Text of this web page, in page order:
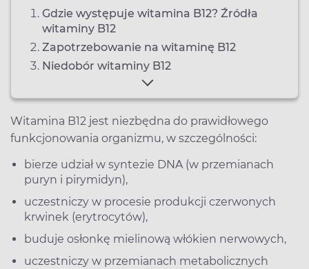
Gdzie występuje witamina B12? Źródła
witaminy B12
Zapotrzebowanie na witaminę B12
Niedobór witaminy B12
Witamina B12 jest niezbędna do prawidłowego
funkcjonowania organizmu, w szczególności:
bierze udział w syntezie DNA (w przemianach
puryn i pirymidyn),
uczestniczy w procesie produkcji czerwonych
krwinek (erytrocytów),
buduje osłonkę mielinową włókien nerwowych,
uczestniczy w przemianach metabolicznych